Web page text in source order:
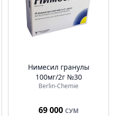
Нимесил гранулы
100мг/2г №30
Berlin-Chemie
69 000 СУМ